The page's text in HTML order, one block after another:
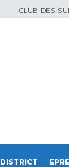
CLUB DES
DISTRICT